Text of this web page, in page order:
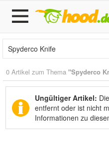
0 Artikel zum Thema "Spyderco
Ungültiger Artikel:
entfernt oder ist nicht
Informationen zu